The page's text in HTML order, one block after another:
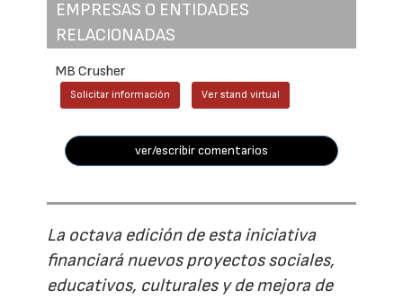
EMPRESAS O ENTIDADES
RELACIONADAS
MB Crusher
Solicitar información Ver stand virtual
ver/escribir comentarios
La octava edición de esta iniciativa
financiará nuevos proyectos sociales,
educativos, culturales y de mejora de